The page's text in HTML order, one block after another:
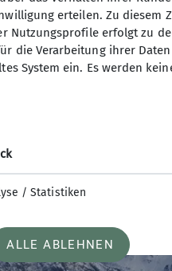
suchen. Karl
und die Heimfahrt
hatte, setzten die
Sonne
und Erwin führten
die Gipfeljause auf
für das Einspringen
erteilen. Zu diesem
Nutzungsprofile erfolgt zu
die Verarbeitung ihrer
System ein. Es werden
/ Statistiken
ALLE ABLEHNEN